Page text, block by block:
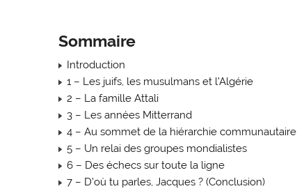
Sommaire
Introduction
1 – Les juifs, les musulmans et l’Algérie
2 – La famille Attali
3 – Les années Mitterrand
4 – Au sommet de la hiérarchie communautaire
5 – Un relai des groupes mondialistes
6 – Des échecs sur toute la ligne
7 – D’où tu parles, Jacques ? (Conclusion)